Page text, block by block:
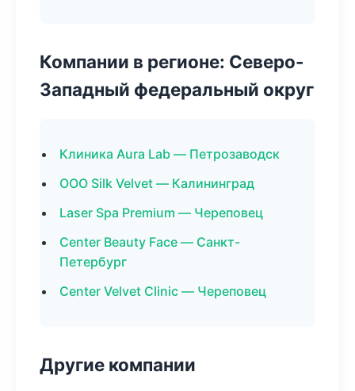
Компании в регионе: Северо-
Западный федеральный округ
Клиника Aura Lab — Петрозаводск
ООО Silk Velvet — Калининград
Laser Spa Premium — Череповец
Center Beauty Face — Санкт-
Петербург
Center Velvet Clinic — Череповец
Другие компании